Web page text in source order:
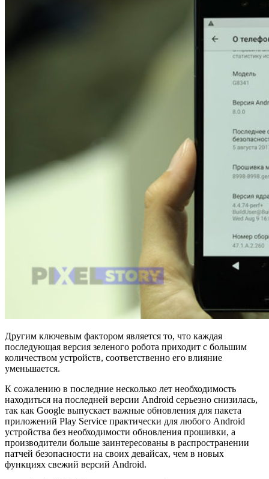
Другим ключевым фактором является то, что каждая
последующая версия зеленого робота приходит с большим
количеством устройств, соответственно его влияние
уменьшается.
К сожалению в последние несколько лет необходимость
находиться на последней версии Android серьезно снизилась,
так как Google выпускает важные обновления для пакета
приложений Play Service практически для любого Android
устройства без необходимости обновления прошивки, а
производители больше заинтересованы в распространении
патчей безопасности на своих девайсах, чем в новых
функциях свежий версий Android.